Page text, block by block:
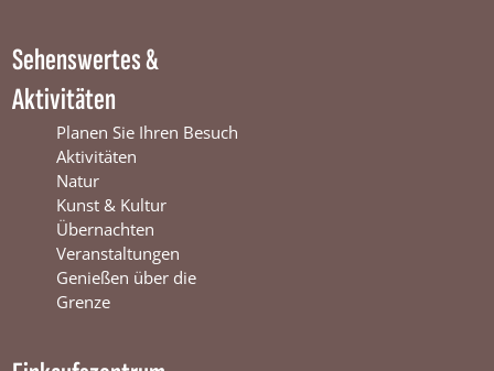
n
t
e
t
e
r
s
w
i
j
k
i
t
e
r
s
w
i
j
k
Sehenswertes &
Aktivitäten
Planen Sie Ihren Besuch
Aktivitäten
Natur
Kunst & Kultur
Übernachten
Veranstaltungen
Genießen über die
Grenze